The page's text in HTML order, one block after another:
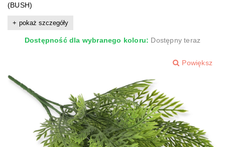
(BUSH)
pokaż szczegóły
Dostępność dla wybranego koloru: Dostępny teraz
Powiększ